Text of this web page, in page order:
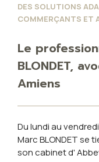
DES SOLUTIONS
COMMERÇANTS ET
Le
BLONDET,
Amiens
Du lundi au
Marc BLONDET se
son cabinet d'